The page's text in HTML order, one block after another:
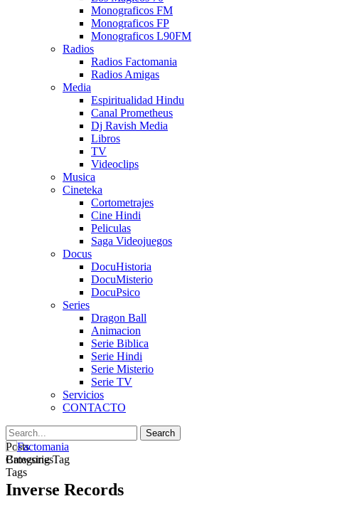
Monograficos FM
Monograficos FP
Monograficos L90FM
Radios
Radios Factomania
Radios Amigas
Media
Espiritualidad Hindu
Canal Prometheus
Dj Ravish Media
Libros
TV
Videoclips
Musica
Cineteka
Cortometrajes
Cine Hindi
Peliculas
Saga Videojuegos
Docus
DocuHistoria
DocuMisterio
DocuPsico
Series
Dragon Ball
Animacion
Serie Biblica
Serie Hindi
Serie Misterio
Serie TV
Servicios
CONTACTO
Posts
Categories
Tags
Browsing Tag
Inverse Records